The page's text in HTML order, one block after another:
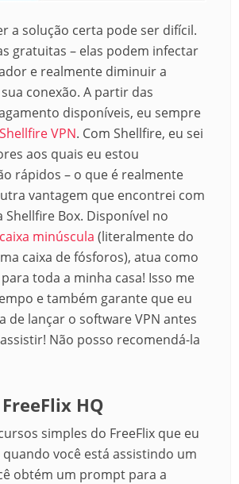
a solução certa pode ser difícil.
gratuitas – elas podem infectar
e realmente diminuir a
conexão. A partir das
disponíveis, eu sempre
Shellfire VPN. Com Shellfire, eu sei
aos quais eu estou
rápidos – o que é realmente
vantagem que encontrei com
Shellfire Box. Disponível no
minúscula (literalmente do
caixa de fósforos), atua como
toda a minha casa! Isso me
e também garante que eu
de lançar o software VPN antes
Não posso recomendá-la
HQ
simples do FreeFlix que eu
você está assistindo um
obtém um prompt para a